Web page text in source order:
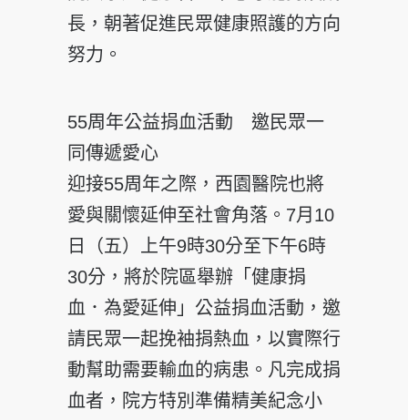
長，朝著促進民眾健康照護的方向
努力。
55周年公益捐血活動 邀民眾一
同傳遞愛心
迎接55周年之際，西園醫院也將
愛與關懷延伸至社會角落。7月10
日（五）上午9時30分至下午6時
30分，將於院區舉辦「健康捐
血．為愛延伸」公益捐血活動，邀
請民眾一起挽袖捐熱血，以實際行
動幫助需要輸血的病患。凡完成捐
血者，院方特別準備精美紀念小